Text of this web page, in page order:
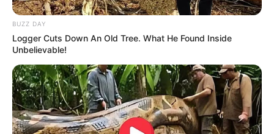
BUZZ DAY
Logger Cuts Down An Old Tree. What He Found Inside
Unbelievable!